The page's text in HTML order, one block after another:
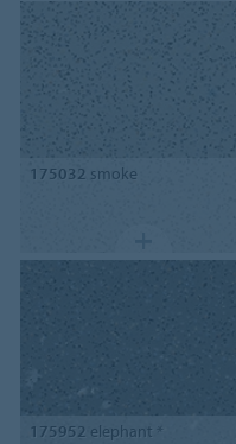
175032 smoke
175952 elephant *